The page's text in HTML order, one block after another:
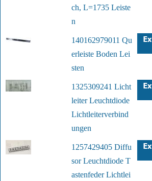
ch, L=1735 Leiste
n
140162979011 Qu
erleiste Boden Lei
sten
1325309241 Licht
leiter Leuchtdiode
Lichtleiterverbind
ungen
1257429405 Diffu
sor Leuchtdiode T
astenfeder Lichtlei